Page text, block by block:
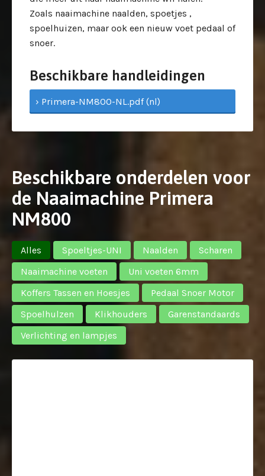
Zoals naaimachine naalden, spoetjes ,
spoelhuizen, maar ook een nieuw voet pedaal of
snoer.
Beschikbare handleidingen
› Primera-NM800-NL.pdf (nl)
Beschikbare onderdelen voor
de Naaimachine Primera
NM800
Alles Spoeltjes-UNI Naalden
Scharen
Naaimachine voeten
Uni voeten 6mm
Koffers Tassen en Hoesjes
Pedaal Snoer Motor
Spoelhulzen
Klikhouders
Garenstandaards
Verlichting en lampjes